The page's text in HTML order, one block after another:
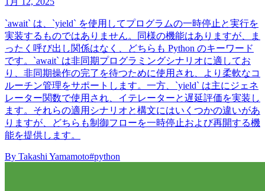
`await` は、`yield` を使用してプログラムの一時停止と実行を
実装するものではありません。同様の機能はありますが、ま
ったく呼び出し関係はなく、どちらも Python のキーワード
です。`await` は非同期プログラミングシナリオに適してお
り、非同期操作の完了を待つために使用され、より柔軟なコ
ルーチン管理をサポートします。一方、`yield` は主にジェネ
レーター関数で使用され、イテレーターと遅延評価を実装し
ます。それらの適用シナリオと構文にはいくつかの違いがあ
りますが、どちらも制御フローを一時停止および再開する機
能を提供します。
By Takashi Yamamoto#python